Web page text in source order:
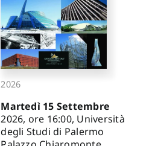
2026
Martedì 15 Settembre
2026, ore 16:00, Università
degli Studi di Palermo